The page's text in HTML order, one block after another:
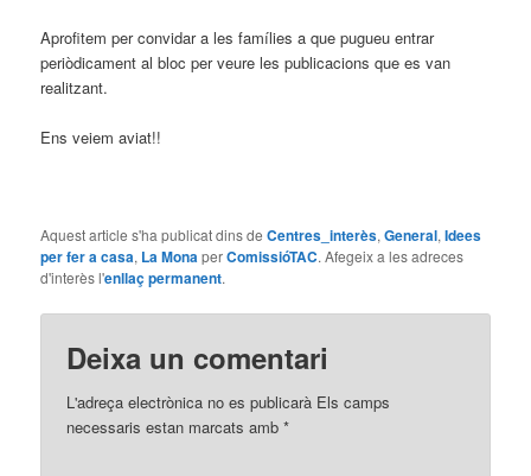
Aprofitem per convidar a les famílies a que pugueu entrar
periòdicament al bloc per veure les publicacions que es van
realitzant.
Ens veiem aviat!!
Aquest article s'ha publicat dins deCentres_interès,General,Idees
per fer a casa, La MonaperComissióTAC. Afegeix a les adreces
d'interès l'enllaç permanent.
Deixa un comentari
L'adreça electrònica no es publicarà Els camps
necessaris estan marcats amb*